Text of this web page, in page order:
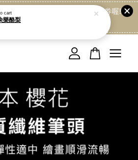
LINE:@dede168 領取專屬折扣券喔!
點我
車目前還是空的。
cart
樂酪梨